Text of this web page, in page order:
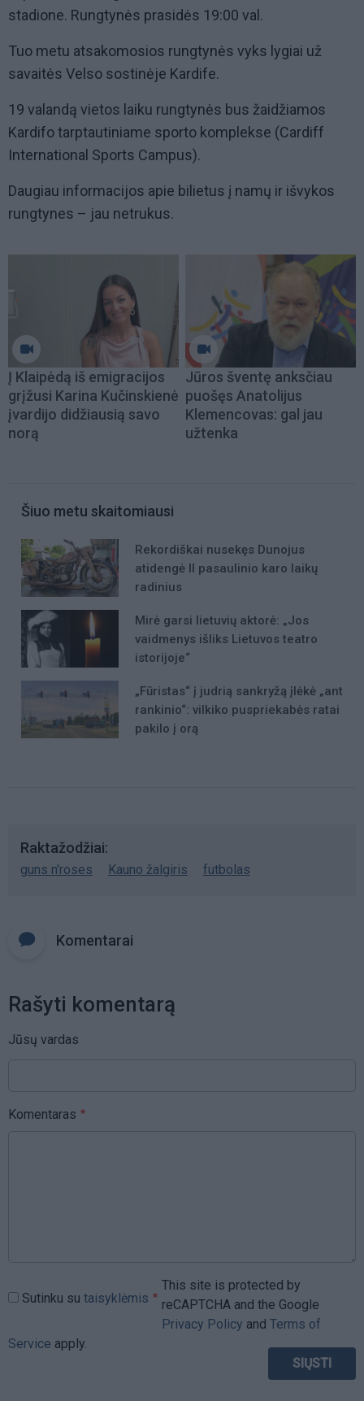
stadione. Rungtynės prasidės 19:00 val.
Tuo metu atsakomosios rungtynės vyks lygiai už
savaitės Velso sostinėje Kardife.
19 valandą vietos laiku rungtynės bus žaidžiamos
Kardifo tarptautiniame sporto komplekse (Cardiff
International Sports Campus).
Daugiau informacijos apie bilietus į namų ir išvykos
rungtynes – jau netrukus.
Į Klaipėdą iš emigracijos
grįžusi Karina Kučinskienė
įvardijo didžiausią savo
norą
Jūros šventę anksčiau
puošęs Anatolijus
Klemencovas: gal jau
užtenka
Šiuo metu skaitomiausi
Rekordiškai nusekęs Dunojus
atidengė II pasaulinio karo laikų
radinius
Mirė garsi lietuvių aktorė: „Jos
vaidmenys išliks Lietuvos teatro
istorijoje“
„Fūristas“ į judrią sankryžą įlėkė „ant
rankinio“: vilkiko puspriekabės ratai
pakilo į orą
Raktažodžiai
guns n'roses Kauno žalgiris futbolas
Komentarai
Rašyti komentarą
Jūsų vardas
Komentaras
Sutinku su taisyklėmis
This site is protected by
reCAPTCHA and the Google
Privacy Policy and Terms of
Service apply.